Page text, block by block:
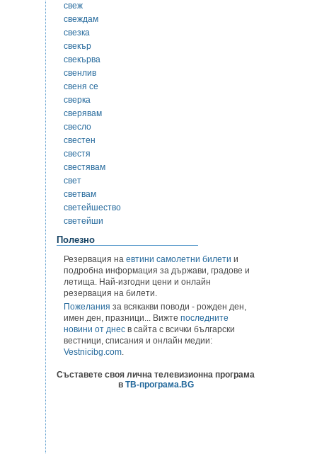
свеж
свеждам
свезка
свекър
свекърва
свенлив
свеня се
сверка
сверявам
свесло
свестен
свестя
свестявам
свет
светвам
светейшество
светейши
Полезно
Резервация на евтини самолетни билети и
подробна информация за държави, градове и
летища. Най-изгодни цени и онлайн
резервация на билети.
Пожелания за всякакви поводи - рожден ден,
имен ден, празници... Вижте последните
новини от днес в сайта с всички български
вестници, списания и онлайн медии:
Vestnicibg.com.
Съставете своя лична телевизионна програма
в ТВ-програма.BG